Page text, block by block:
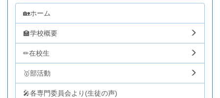
🏡ホーム
🏫学校概要
✏在校生
🥇部活動
🎤各専門委員会より(生徒の声)